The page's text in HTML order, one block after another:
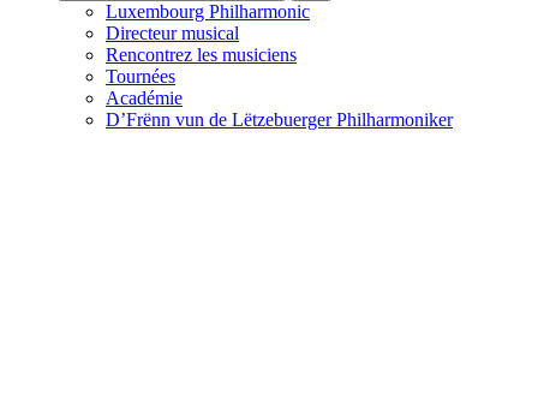
Luxembourg Philharmonic
Directeur musical
Rencontrez les musiciens
Tournées
Académie
D’Frënn vun de Lëtzebuerger Philharmoniker